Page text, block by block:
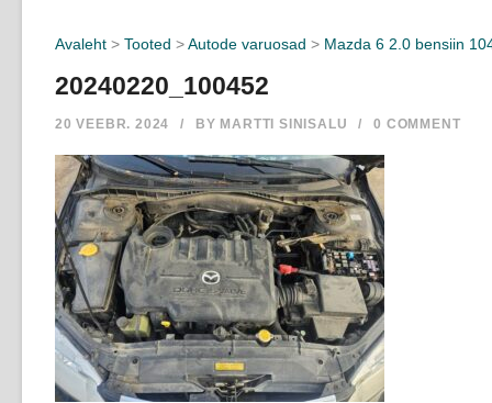
Avaleht > Tooted >Autode varuosad > Mazda 6 2.0 bensiin
20240220_100452
20 VEEBR. 2024 / BY MARTTI SINISALU / 0 COMMENT